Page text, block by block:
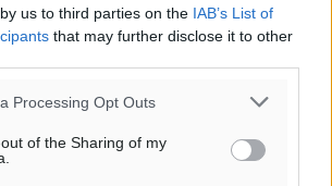
us to third parties on the IAB’s List of
that may further disclose it to other
Processing Opt Outs
of the Sharing of my